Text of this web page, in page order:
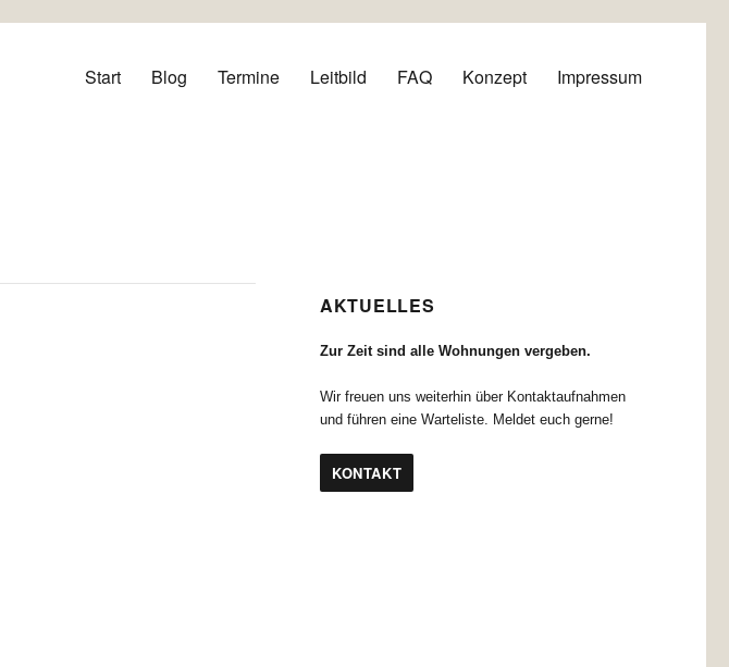
Start Blog Termine Leitbild FAQ Konzept Impressum
AKTUELLES
Zur Zeit sind alle Wohnungen vergeben.
Wir freuen uns weiterhin über Kontaktaufnahmen
und führen eine Warteliste. Meldet euch gerne!
KONTAKT